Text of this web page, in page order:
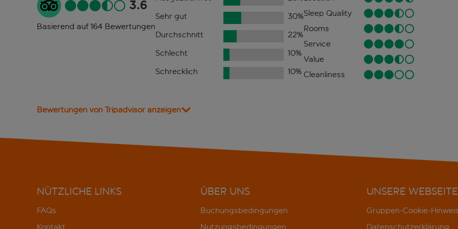
3.6
Basierend auf 164 Bewertungen
Sehr gut
30%
Durchschnitt
22%
Schlecht
10%
Schrecklich
10%
Sleep Quality
Rooms
Service
Value
Cleanliness
Bewertungen von Tripadvisor anzeigen
NÜTZLICHE LINKS
FAQs
Kontakt
ÜBER UNS
Buchungsbedingungen
Nutzungsbedingungen
UNSERE WEBSEITE
Gruppen-Cookie-
Datenschutzerklärung